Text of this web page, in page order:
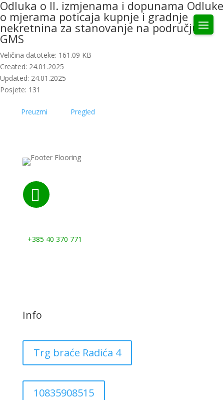
Odluka o II. izmjenama i dopunama Odluke
o mjerama poticaja kupnje i gradnje
nekretnina za stanovanje na području
GMS
Veličina datoteke: 161.09 KB
Created: 24.01.2025
Updated: 24.01.2025
Posjete: 131
Preuzmi Pregled

+385 40 370 771
Info
Trg braće Radića 4
10835908515